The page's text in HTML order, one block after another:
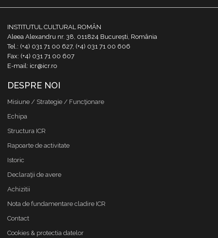
INSTITUTUL CULTURAL ROMÂN
Aleea Alexandru nr. 38, 011824 București, România
Tel.: (+4) 031 71 00 627, (+4) 031 71 00 606
Fax: (+4) 031 71 00 607
E-mail: icr@icr.ro
DESPRE NOI
Misiune / Strategie / Funcţionare
Echipa
Structura ICR
Rapoarte de activitate
Istoric
Declaraţii de avere
Achizitii
Nota de fundamentare cladire ICR
Contact
Cookies & protectia datelor